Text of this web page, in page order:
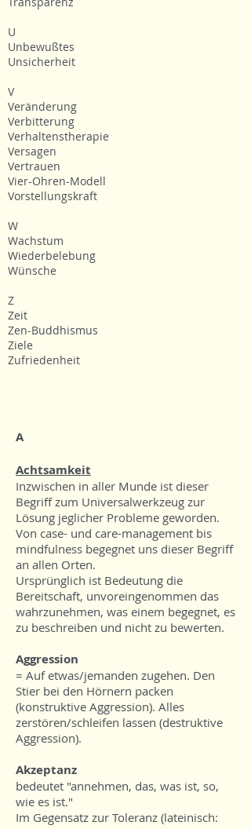
U
Unbewußtes
Unsicherheit
V
Veränderung
Verbitterung
Verhaltenstherapie
Versagen
Vertrauen
Vier-Ohren-Modell
Vorstellungskraft
W
Wachstum
Wiederbelebung
Wünsche
Z
Zeit
Zen-Buddhismus
Ziele
Zufriedenheit
A
Achtsamkeit
Inzwischen in aller Munde ist dieser
Begriff zum Universalwerkzeug zur
Lösung jeglicher Probleme geworden.
Von case- und care-management bis
mindfulness begegnet uns dieser Begriff
an allen Orten.
Ursprünglich ist Bedeutung die
Bereitschaft, unvoreingenommen das
wahrzunehmen, was einem begegnet, es
zu beschreiben und nicht zu bewerten.
Aggression
= Auf etwas/jemanden zugehen. Den
Stier bei den Hörnern packen
(konstruktive Aggression). Alles
zerstören/schleifen lassen (destruktive
Aggression).
Akzeptanz
bedeutet "annehmen, das, was ist, so,
wie es ist."
Im Gegensatz zur Toleranz (lateinisch: